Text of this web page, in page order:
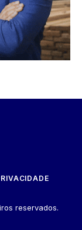
reservados.